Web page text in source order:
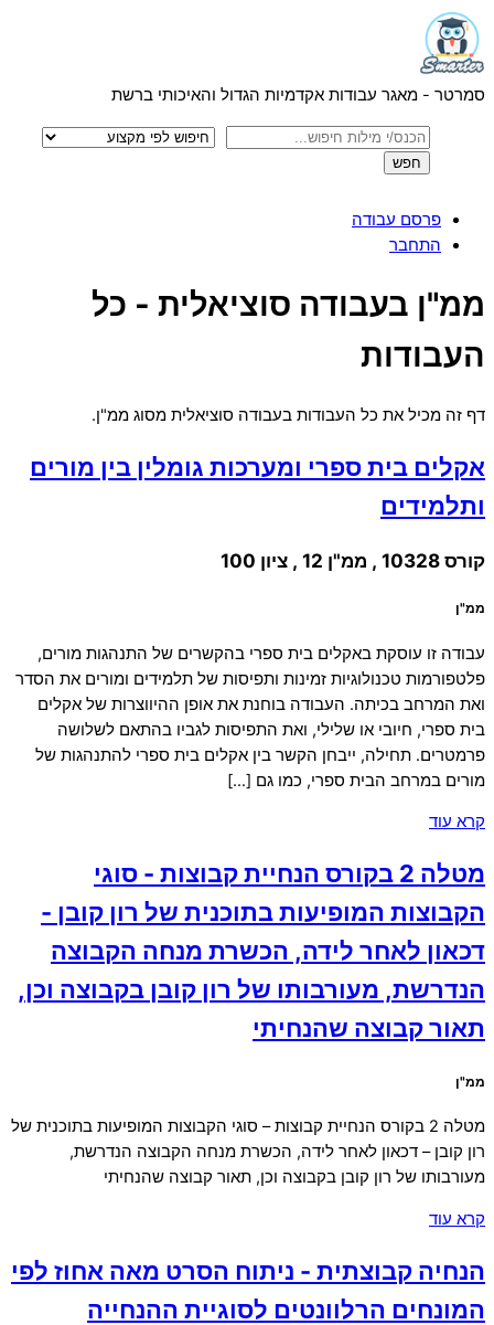
Skip
to
content
Menu
סמרטר - מאגר עבודות אקדמיות הגדול והאיכותי ברשת
פרסם עבודה
התחבר
Menu
ממ"ן בעבודה סוציאלית - כל
העבודות
דף זה מכיל את כל העבודות בעבודה סוציאלית מסוג ממ"ן.
אקלים בית ספרי ומערכות גומלין בין מורים
ותלמידים
קורס 10328 , ממ"ן 12 , ציון 100
ממ"ן
עבודה זו עוסקת באקלים בית ספרי בהקשרים של התנהגות מורים,
פלטפורמות טכנולוגיות זמינות ותפיסות של תלמידים ומורים את הסדר
ואת המרחב בכיתה. העבודה בוחנת את אופן ההיווצרות של אקלים
בית ספרי, חיובי או שלילי, ואת התפיסות לגביו בהתאם לשלושה
פרמטרים. תחילה, ייבחן הקשר בין אקלים בית ספרי להתנהגות של
מורים במרחב הבית ספרי, כמו גם […]
קרא עוד
מטלה 2 בקורס הנחיית קבוצות - סוגי
הקבוצות המופיעות בתוכנית של רון קובן -
דכאון לאחר לידה, הכשרת מנחה הקבוצה
הנדרשת, מעורבותו של רון קובן בקבוצה וכן,
תאור קבוצה שהנחיתי
ממ"ן
מטלה 2 בקורס הנחיית קבוצות – סוגי הקבוצות המופיעות בתוכנית של
רון קובן – דכאון לאחר לידה, הכשרת מנחה הקבוצה הנדרשת,
מעורבותו של רון קובן בקבוצה וכן, תאור קבוצה שהנחיתי
קרא עוד
הנחיה קבוצתית - ניתוח הסרט מאה אחוז לפי
המונחים הרלוונטים לסוגיית ההנחייה